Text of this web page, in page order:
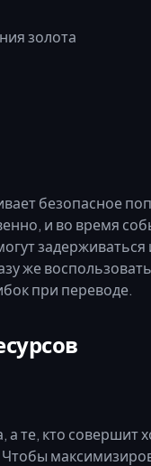
безопасное
и во время
задерживаться
же
при переводе.
те, кто совершит
Чтобы